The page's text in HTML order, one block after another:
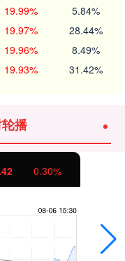
19.99% 5.84%
19.97% 28.44%
19.96% 8.49%
19.93% 31.42%
播
0.30%